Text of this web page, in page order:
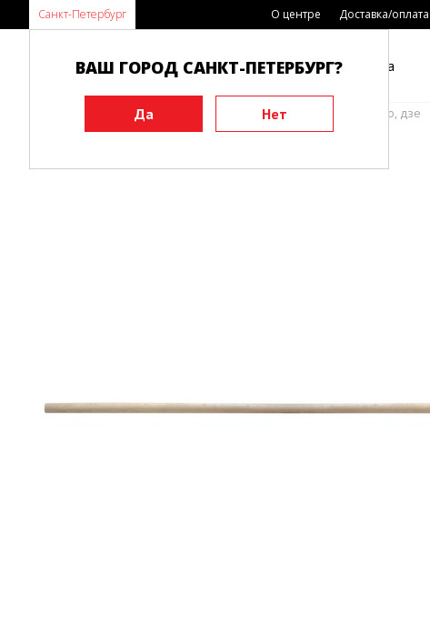
Санкт-Петербург О центре Доставка/оплата
Каталог Виды спорта
ВАШ ГОРОД САНКТ-ПЕТЕРБУРГ?
Инвентарь Тренировочные макеты Бо, дзе